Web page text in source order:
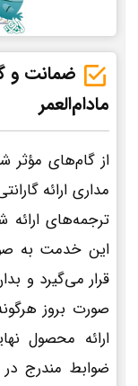
ضمانت و
مادام‌العمر
از گام‌های مؤثر
مداری ارائه
ترجمه‌های
این خدمت به
قرار می‌گیرد و
صورت بروز
ارائه محصول
ضوابط مندرج